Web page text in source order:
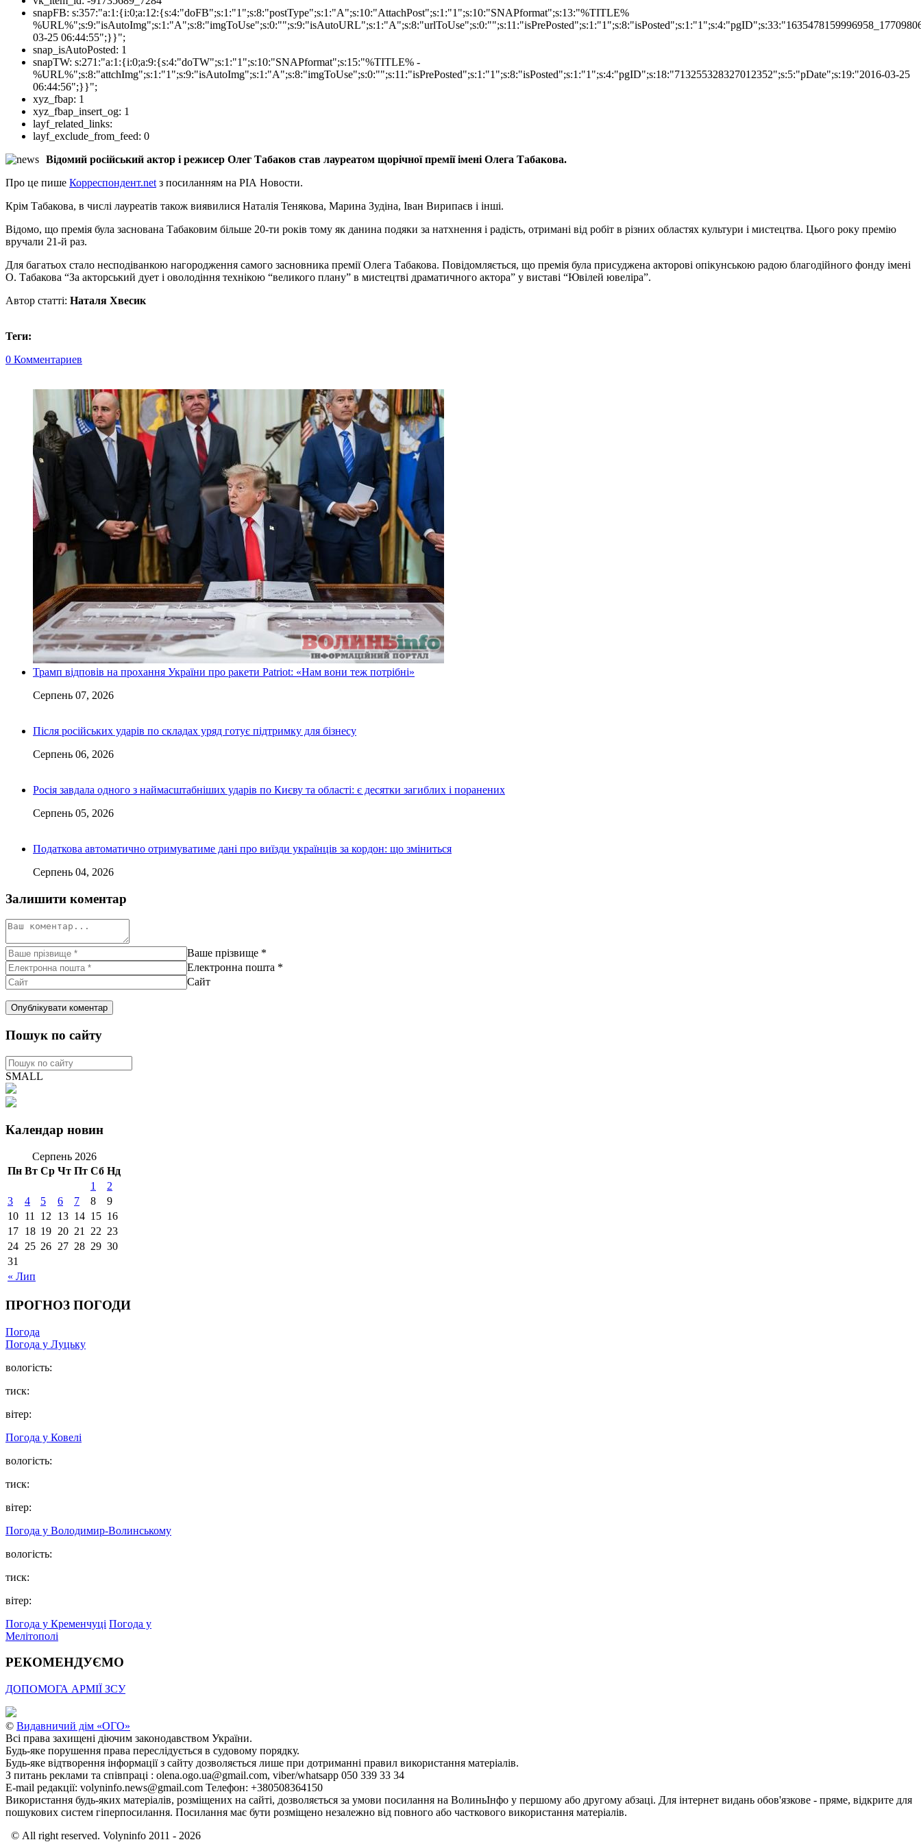
snapFB: s:357:"a:1:{i:0;a:12:{s:4:"doFB";s:1:"1";s:8:"postType";s:1:"A";s:10:"AttachPost";s:1:"1";s:10:"SNAPformat";s:13:"%TITLE%
03-25 06:44:55";}}";
snap_isAutoPosted: 1
snapTW: s:271:"a:1:{i:0;a:9:{s:4:"doTW";s:1:"1";s:10:"SNAPformat";s:15:"%TITLE% -
%URL%";s:8:"attchImg";s:1:"1";s:9:"isAutoImg";s:1:"A";s:8:"imgToUse";s:0:"";s:11:"isPrePosted";s:1:"1";s:8:"isPosted";s:1:"1";s:4:"pgID";s:18:"713255328327012352";s:5:"pDate";s:19:"2016-03-25
06:44:56";}}";
xyz_fbap: 1
xyz_fbap_insert_og: 1
layf_related_links:
layf_exclude_from_feed: 0
Відомий російський актор і режисер Олег Табаков став лауреатом щорічної премії імені Олега Табакова.
Про це пише Корреспондент.net з посиланням на РІА Новости.
Крім Табакова, в числі лауреатів також виявилися Наталія Тенякова, Марина Зудіна, Іван Вирипаєв і інші.
Відомо, що премія була заснована Табаковим більше 20-ти років тому як данина подяки за натхнення і радість, отримані від робіт в різних областях культури і мистецтва. Цього року премію
вручали 21-й раз.
Для багатьох стало несподіванкою нагородження самого засновника премії Олега Табакова. Повідомляється, що премія була присуджена акторові опікунською радою благодійного фонду імені
О. Табакова “За акторський дует і оволодіння технікою “великого плану” в мистецтві драматичного актора” у виставі “Ювілей ювеліра”.
Автор статті: Наталя Хвесик
Теги:
0 Комментариев
Трамп відповів на прохання України про ракети Patriot: «Нам вони теж потрібні»
Серпень 07, 2026
Після російських ударів по складах уряд готує підтримку для бізнесу
Серпень 06, 2026
Росія завдала одного з наймасштабніших ударів по Києву та області: є десятки загиблих і поранених
Серпень 05, 2026
Податкова автоматично отримуватиме дані про виїзди українців за кордон: що зміниться
Серпень 04, 2026
Залишити коментар
Ваше прізвище *
Електронна пошта *
Сайт
Пошук по сайту
SMALL
Календар новин
Серпень 2026
Пн Вт Ср Чт Пт Сб Нд
« Лип
1
2
3
4 5 6 7 8
9
10 11 12 13 14 15 16
17 18 19 20 21 22 23
24 25 26 27 28 29 30
31
ПРОГНОЗ ПОГОДИ
Погода
Погода у Луцьку
вологість:
тиск:
вітер:
Погода у Ковелі
вологість:
тиск:
вітер:
Погода у Володимир-Волинському
вологість:
тиск:
вітер:
Погода у Кременчуці Погода у
Мелітополі
РЕКОМЕНДУЄМО
ДОПОМОГА АРМІЇ ЗСУ
© Видавничий дім «ОГО»
Всі права захищені діючим законодавством України.
Будь-яке порушення права переслідується в судовому порядку.
Будь-яке відтворення інформації з сайту дозволяється лише при дотриманні правил використання матеріалів.
З питань реклами та співпраці : olena.ogo.ua@gmail.com, viber/whatsapp 050 339 33 34
E-mail редакції: volyninfo.news@gmail.com Телефон: +380508364150
Використання будь-яких матеріалів, розміщених на сайті, дозволяється за умови посилання на ВолиньІнфо у першому або другому абзаці. Для інтернет видань обов'язкове - пряме, відкрите для
пошукових систем гіперпосилання. Посилання має бути розміщено незалежно від повного або часткового використання матеріалів.
© All right reserved. Volyninfo 2011 - 2026